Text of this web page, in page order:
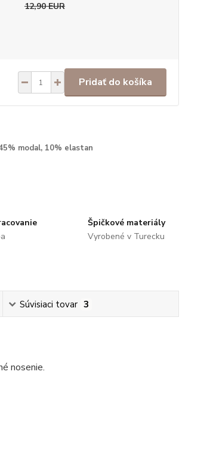
12,90 EUR
Pridať do košíka
modal, 10% elastan
Špičkové materiály
Vyrobené v Turecku
Súvisiaci tovar 3
nosenie.